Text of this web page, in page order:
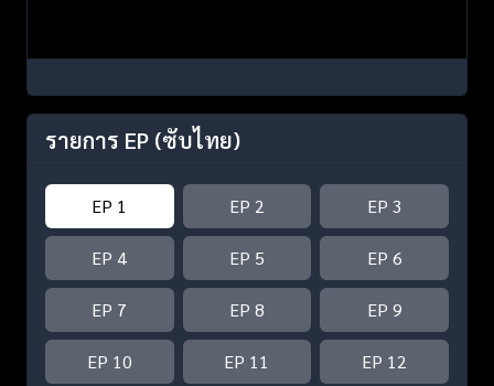
รายการ EP (ซับไทย)
EP 1 EP 2 EP 3
EP 4 EP 5 EP 6
EP 7 EP 8 EP 9
EP 10 EP 11 EP 12